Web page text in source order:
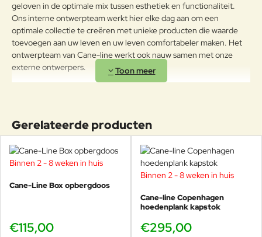
geloven in de optimale mix tussen esthetiek en functionaliteit.
Ons interne ontwerpteam werkt hier elke dag aan om een ​​
optimale collectie te creëren met unieke producten die waarde
toevoegen aan uw leven en uw leven comfortabeler maken. Het
ontwerpteam van Cane-line werkt ook nauw samen met onze
externe ontwerpers.
Gerelateerde producten
Binnen 2 - 8 weken in huis
Cane-Line Box opbergdoos
€115,00
Binnen 2 - 8 weken in huis
Cane-line Copenhagen
hoedenplank kapstok
€295,00